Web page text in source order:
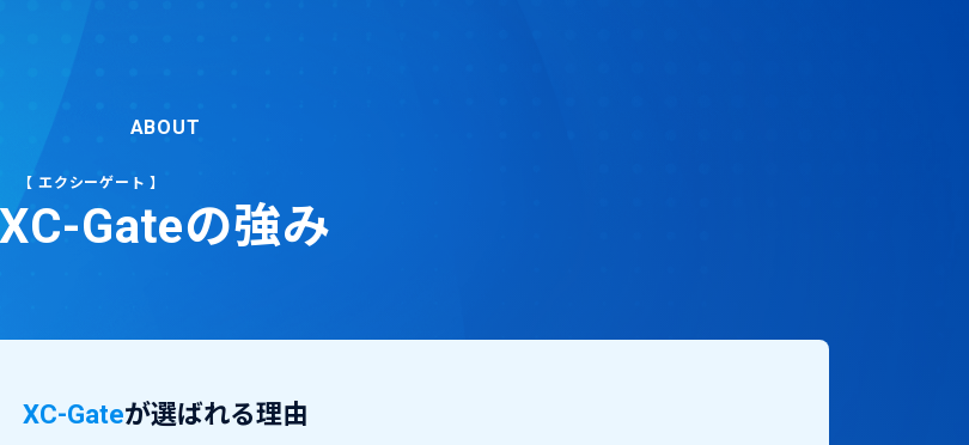
ABOUT
XC-Gateの強み
XC-Gateが選ばれる理由